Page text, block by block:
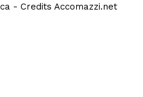
- Credits Accomazzi.net